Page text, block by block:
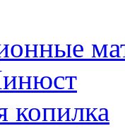
копилка